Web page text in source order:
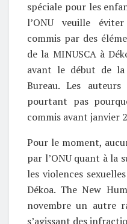
spéciale pour les
l’ONU veuille
commis par des
de la MINUSCA à
avant le début de
Bureau. Les
pourtant pas
commis avant janvier
Pour le moment,
par l’ONU quant à la
les violences
Dékoa. The New
novembre un autre
s’agissant des